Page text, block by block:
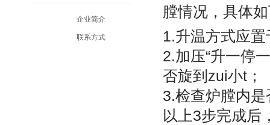
企业简介
联系方式
膛情况，具体
1.升温方式应置
2.加压“升一停
否旋到zui小t；
3.检查炉膛内
以上3步完成后